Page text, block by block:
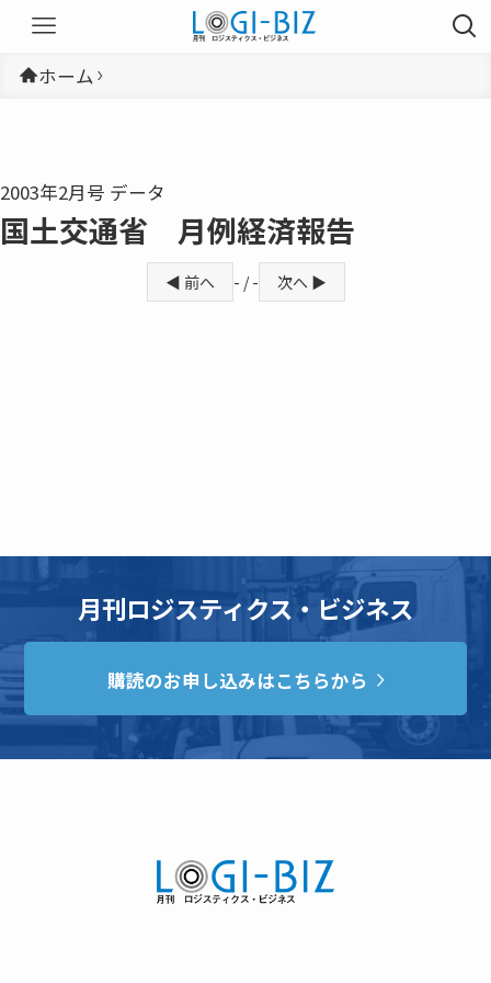
ホーム
2003年2月号 データ
国土交通省 月例経済報告
◀ 前へ - / - 次へ ▶
月刊ロジスティクス・ビジネス
購読のお申し込みはこちらから